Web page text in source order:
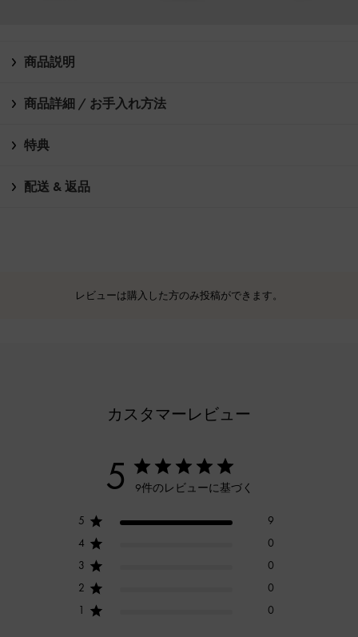
商品説明
商品詳細 / お手入れ方法
特典
配送 & 返品
レビューは購入した方のみ投稿ができます。
カスタマーレビュー
5 9件のレビューに基づく
5
9
4
0
3
0
2
0
1
0